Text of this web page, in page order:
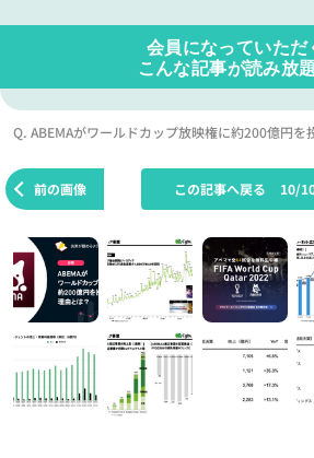
会員になっていただ
こんな記事が読み放
Q. ABEMAがワールドカップ放映権に約200億円を
前の画像 この記事へ戻る 10/